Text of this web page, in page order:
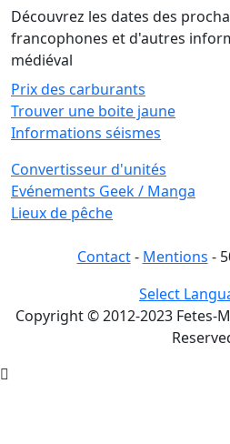
Découvrez les dates des
francophones et d'autres
médiéval
Prix des carburants
Trouver une boite jaune
Informations séismes
Convertisseur d'unités
Evénements Geek / Manga
Lieux de pêche
Contact- Mentions -
Select
Copyright © 2012-2023 Fetes-